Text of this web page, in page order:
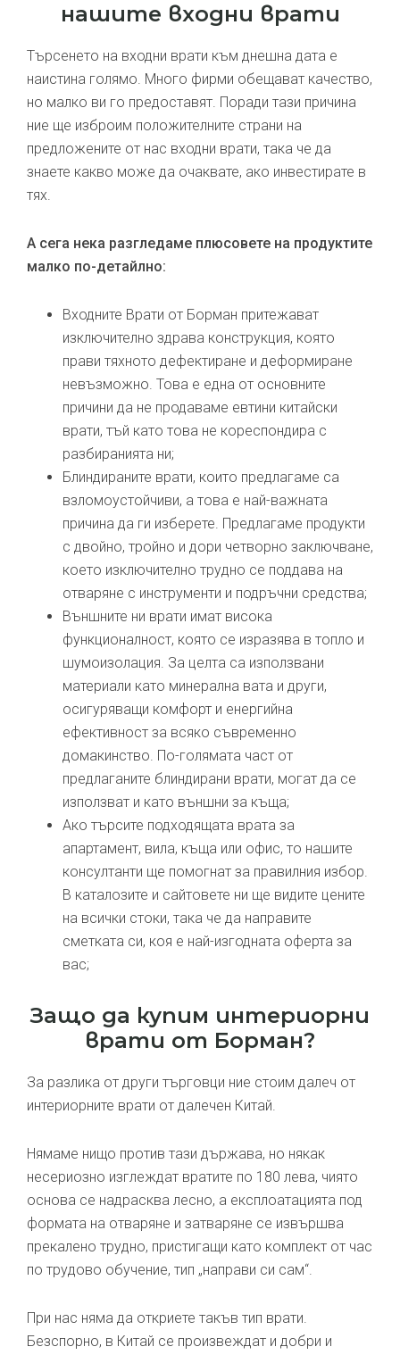
нашите входни врати
Търсенето на входни врати към днешна дата е
наистина голямо. Много фирми обещават качество,
но малко ви го предоставят. Поради тази причина
ние ще изброим положителните страни на
предложените от нас входни врати, така че да
знаете какво може да очаквате, ако инвестирате в
тях.
А сега нека разгледаме плюсовете на продуктите
малко по-детайлно:
Входните Врати от Борман притежават
изключително здрава конструкция, която
прави тяхното дефектиране и деформиране
невъзможно. Това е една от основните
причини да не продаваме евтини китайски
врати, тъй като това не кореспондира с
разбиранията ни;
Блиндираните врати, които предлагаме са
взломоустойчиви, а това е най-важната
причина да ги изберете. Предлагаме продукти
с двойно, тройно и дори четворно заключване,
което изключително трудно се поддава на
отваряне с инструменти и подръчни средства;
Външните ни врати имат висока
функционалност, която се изразява в топло и
шумоизолация. За целта са използвани
материали като минерална вата и други,
осигуряващи комфорт и енергийна
ефективност за всяко съвременно
домакинство. По-голямата част от
предлаганите блиндирани врати, могат да се
използват и като външни за къща;
Ако търсите подходящата врата за
апартамент, вила, къща или офис, то нашите
консултанти ще помогнат за правилния избор.
В каталозите и сайтовете ни ще видите цените
на всички стоки, така че да направите
сметката си, коя е най-изгодната оферта за
вас;
Защо да купим интериорни
врати от Борман?
За разлика от други търговци ние стоим далеч от
интериорните врати от далечен Китай.
Нямаме нищо против тази държава, но някак
несериозно изглеждат вратите по 180 лева, чиято
основа се надрасква лесно, а експлоатацията под
формата на отваряне и затваряне се извършва
прекалено трудно, пристигащи като комплект от час
по трудово обучение, тип „направи си сам“.
При нас няма да откриете такъв тип врати.
Безспорно, в Китай се произвеждат и добри и